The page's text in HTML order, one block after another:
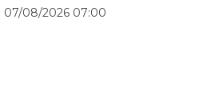
07/08/2026 07:00